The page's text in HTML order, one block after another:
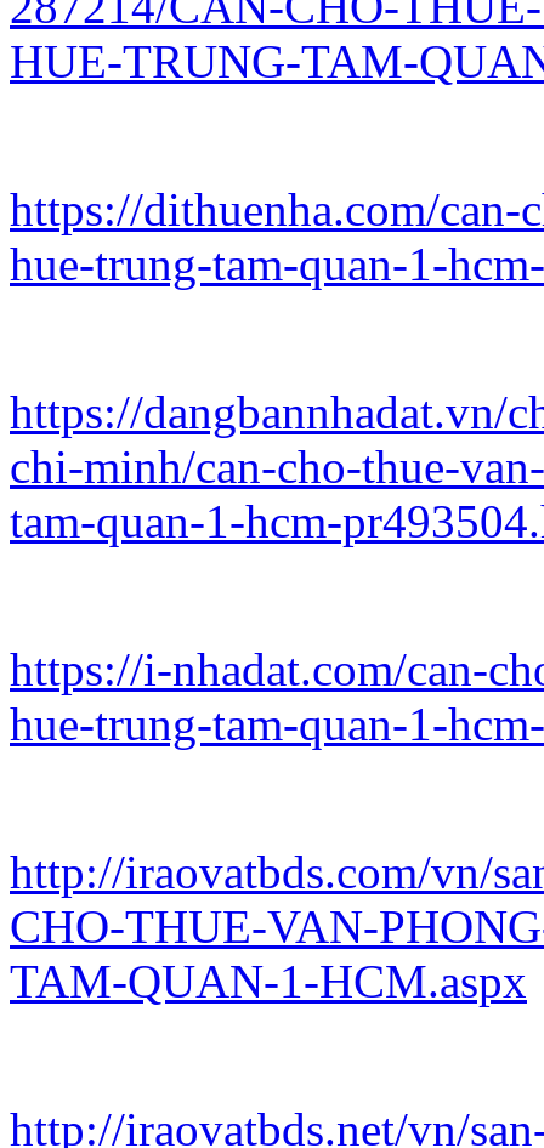
HUE-TRUNG-TAM-
https://dithuenha.com/
hue-trung-tam-quan-1-
https://dangbannhadat.vn/
chi-minh/can-cho-thue-
tam-quan-1-hcm-
https://i-nhadat.com/can-
hue-trung-tam-quan-1-
http://iraovatbds.com/vn/
CHO-THUE-VAN-
TAM-QUAN-1-HCM.aspx
http://iraovatbds.net/vn/